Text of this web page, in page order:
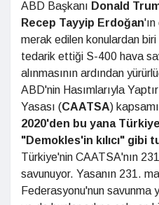
ABD Başkanı Donald
Recep Tayyip Erdoğan
merak edilen konulardan
tedarik ettiği S-400 hava
alınmasının ardından
ABD'nin Hasımlarıyla
Yasası (CAATSA)
2020'den bu yana
"Demokles'in kılıcı" gibi
Türkiye'nin CAATSA'nın
savunuyor. Yasanın 231.
Federasyonu'nun